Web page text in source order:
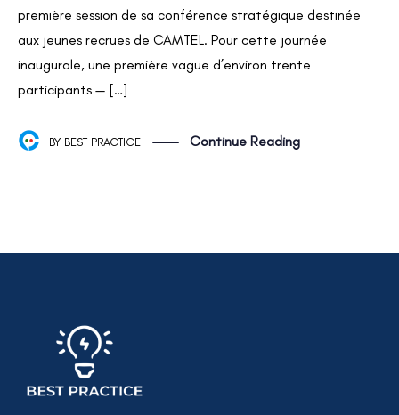
première session de sa conférence stratégique destinée
aux jeunes recrues de CAMTEL. Pour cette journée
inaugurale, une première vague d’environ trente
participants — […]
BY BEST PRACTICE Continue Reading